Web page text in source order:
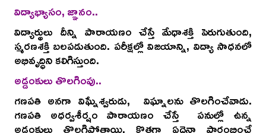
విద్యాభ్యాసం, జ్ఞానం..
విద్యార్థులు దీన్ని పారాయణం చేస్తే మేధాశక్తి పెరుగుతుంది,
స్మరణశక్తి బలపడుతుంది. పరీక్షల్లో విజయాన్ని, విద్యా సాధనలో
అభివృద్ధిని కలిగిస్తుంది.
అడ్డంకులు తొలగింపు..
గణపతి అనగా విఘ్నేశ్వరుడు, విఘ్నాలను తొలగించేవాడు.
గణపతి అధర్వశీర్షం పారాయణం చేస్తే పనుల్లో ఉన్న